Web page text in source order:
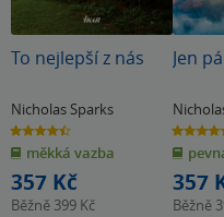
To nejlepší z nás
Nicholas Sparks
4.5
z
5
hvězdiček
měkká vazba
357 Kč
Běžně 399 Kč
Jen
4.6
z
5
hvězdiček
357
Běžně